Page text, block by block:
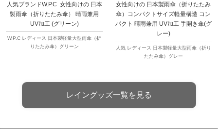
人気ブランドW.P.C 女性向けの 日本
製雨傘（折りたたみ傘） 晴雨兼用
UV加工 (グリーン)
W.P.C レディース 日本製軽量大型雨傘（折
りたたみ傘）グリーン
女性向けの 日本製雨傘（折りたたみ
傘）コンパクトサイズ軽量構造 コン
パクト 晴雨兼用 UV加工 手開き傘(グ
レー)
人気 レディース 日本製軽量大型雨傘（折り
たたみ傘）グレー
レイングッズ一覧を見る